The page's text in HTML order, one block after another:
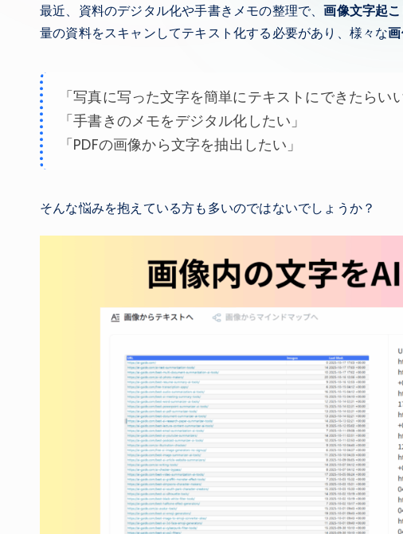
最近、資料のデジタル化や手書きメモの整理で、画像文字起
量の資料をスキャンしてテキスト化する必要があり、様々な
「写真に写った文字を簡単にテキストにできたらい
「手書きのメモをデジタル化したい」
「PDFの画像から文字を抽出したい」
そんな悩みを抱えている方も多いのではないでしょうか？